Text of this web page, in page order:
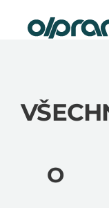
obsah
O